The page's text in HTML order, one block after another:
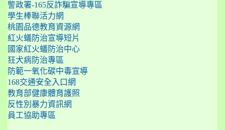
警政署-165反詐騙宣導專區
學生棒聯活力網
桃園品德教育資源網
紅火蟻防治宣導短片
國家紅火蟻防治中心
狂犬病防治專區
防範一氧化碳中毒宣導
168交通安全入口網
教育部健康體育護照
反性別暴力資訊網
員工協助專區